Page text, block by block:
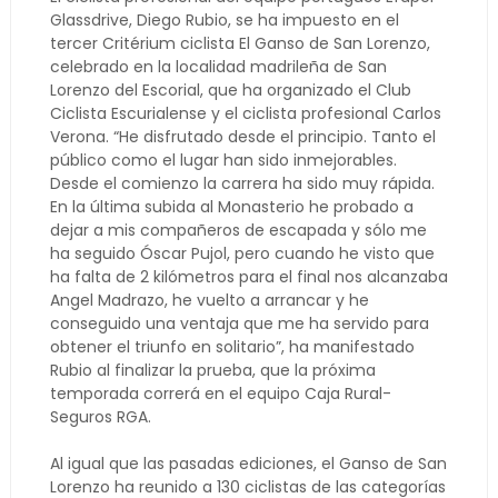
Glassdrive, Diego Rubio, se ha impuesto en el
tercer Critérium ciclista El Ganso de San Lorenzo,
celebrado en la localidad madrileña de San
Lorenzo del Escorial, que ha organizado el Club
Ciclista Escurialense y el ciclista profesional Carlos
Verona. “He disfrutado desde el principio. Tanto el
público como el lugar han sido inmejorables.
Desde el comienzo la carrera ha sido muy rápida.
En la última subida al Monasterio he probado a
dejar a mis compañeros de escapada y sólo me
ha seguido Óscar Pujol, pero cuando he visto que
ha falta de 2 kilómetros para el final nos alcanzaba
Angel Madrazo, he vuelto a arrancar y he
conseguido una ventaja que me ha servido para
obtener el triunfo en solitario”, ha manifestado
Rubio al finalizar la prueba, que la próxima
temporada correrá en el equipo Caja Rural-
Seguros RGA.
Al igual que las pasadas ediciones, el Ganso de San
Lorenzo ha reunido a 130 ciclistas de las categorías